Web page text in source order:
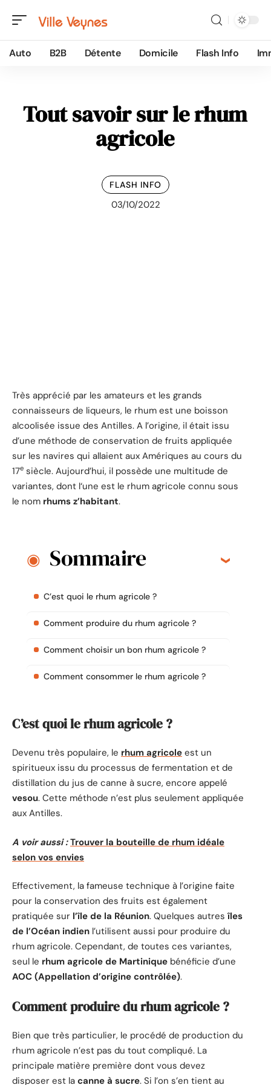
Auto B2B Détente Domicile Flash Info
Tout savoir sur le rhum
agricole
FLASH INFO
03/10/2022
Très apprécié par les amateurs et les grands
connaisseurs de liqueurs, le rhum est une boisson
alcoolisée issue des Antilles. A l’origine, il était issu
d’une méthode de conservation de fruits appliquée
sur les navires qui allaient aux Amériques au cours du
17e siècle. Aujourd’hui, il possède une multitude de
variantes, dont l‘une est le rhum agricole connu sous
le nom rhums z’habitant.
Sommaire
C’est quoi le rhum agricole ?
Comment produire du rhum agricole ?
Comment choisir un bon rhum agricole ?
Comment consommer le rhum agricole ?
C’est quoi le rhum agricole ?
Devenu très populaire, le rhum agricole est un
spiritueux issu du processus de fermentation et de
distillation du jus de canne à sucre, encore appelé
vesou. Cette méthode n’est plus seulement appliquée
aux Antilles.
A voir aussi : Trouver la bouteille de rhum idéale
selon vos envies
Effectivement, la fameuse technique à l’origine faite
pour la conservation des fruits est également
pratiquée sur l’île de la Réunion. Quelques autresîles
de l’Océan indien l’utilisent aussi pour produire du
rhum agricole. Cependant, de toutes ces variantes,
seul le rhum agricole de Martinique bénéficie d’une
AOC (Appellation d’origine contrôlée).
Comment produire du rhum agricole ?
Bien que très particulier, le procédé de production du
rhum agricole n’est pas du tout compliqué. La
principale matière première dont vous devez
disposer est la canne à sucre. Si l’on s’en tient au